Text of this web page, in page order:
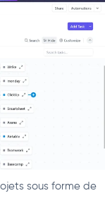
sous forme de